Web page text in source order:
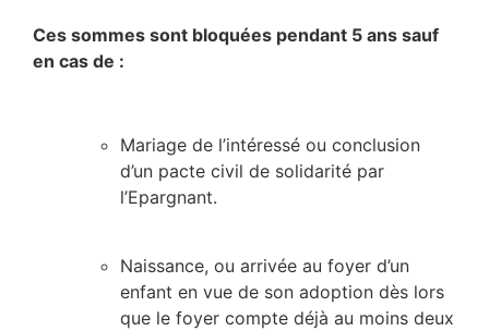
Ces sommes sont bloquées pendant 5 ans sauf
en cas de :
Mariage de l’intéressé ou conclusion
d’un pacte civil de solidarité par
l’Epargnant.
Naissance, ou arrivée au foyer d’un
enfant en vue de son adoption dès lors
que le foyer compte déjà au moins deux